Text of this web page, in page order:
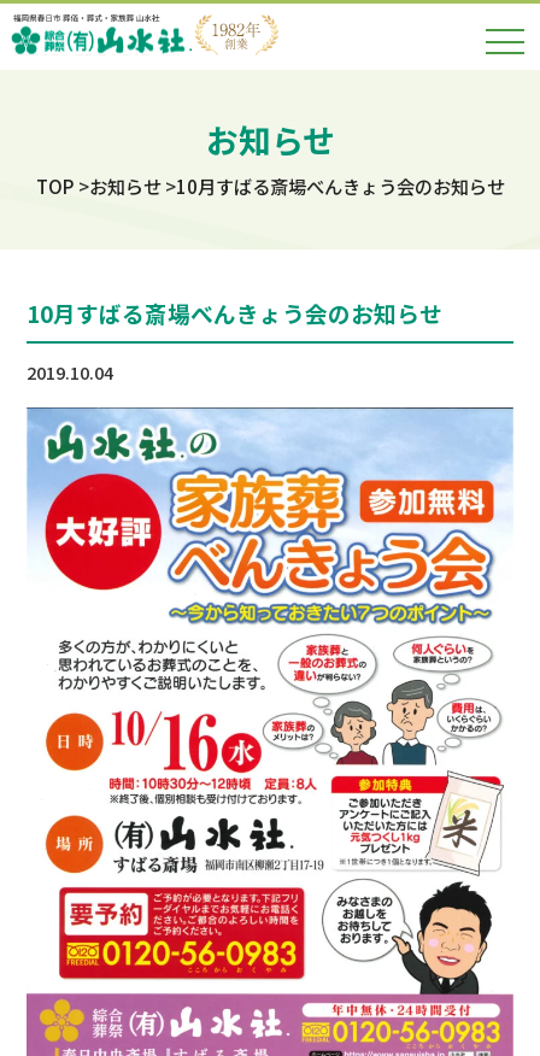
お知らせ
TOP お知らせ 10月すばる斎場べんきょう会のお知らせ
10月すばる斎場べんきょう会のお知らせ
2019.10.04